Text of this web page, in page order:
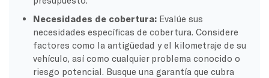
Necesidades de cobertura: Evalúe sus
necesidades específicas de cobertura. Considere
factores como la antigüedad y el kilometraje de su
vehículo, así como cualquier problema conocido o
riesgo potencial. Busque una garantía que cubra